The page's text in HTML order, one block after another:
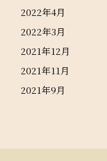
2022年4月
2022年3月
2021年12月
2021年11月
2021年9月